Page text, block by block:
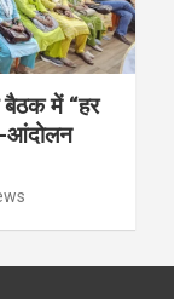
बैठक में “हर
आंदोलन